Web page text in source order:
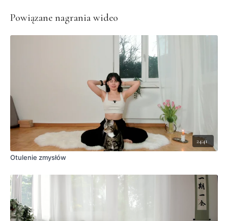
Powiązane nagrania wideo
24:41
Otulenie zmysłów